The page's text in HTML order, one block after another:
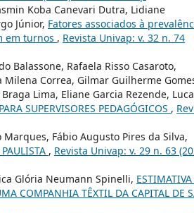
Koba Canevari Dutra, Lidiane
Júnior, Fatores associados à
em turnos , Revista Univap: v. 32 n. 74
Balassone, Rafaela Risso Casaroto,
Milena Correa, Gilmar Guilherme
Lima, Eliane Garcia Rezende,
SUPERVISORES PEDAGÓGICOS ,
Fábio Augusto Pires da Silva,
, Revista Univap: v. 29 n. 63
Glória Neumann Spinelli,
COMPANHIA TÊXTIL DA CAPITAL DE